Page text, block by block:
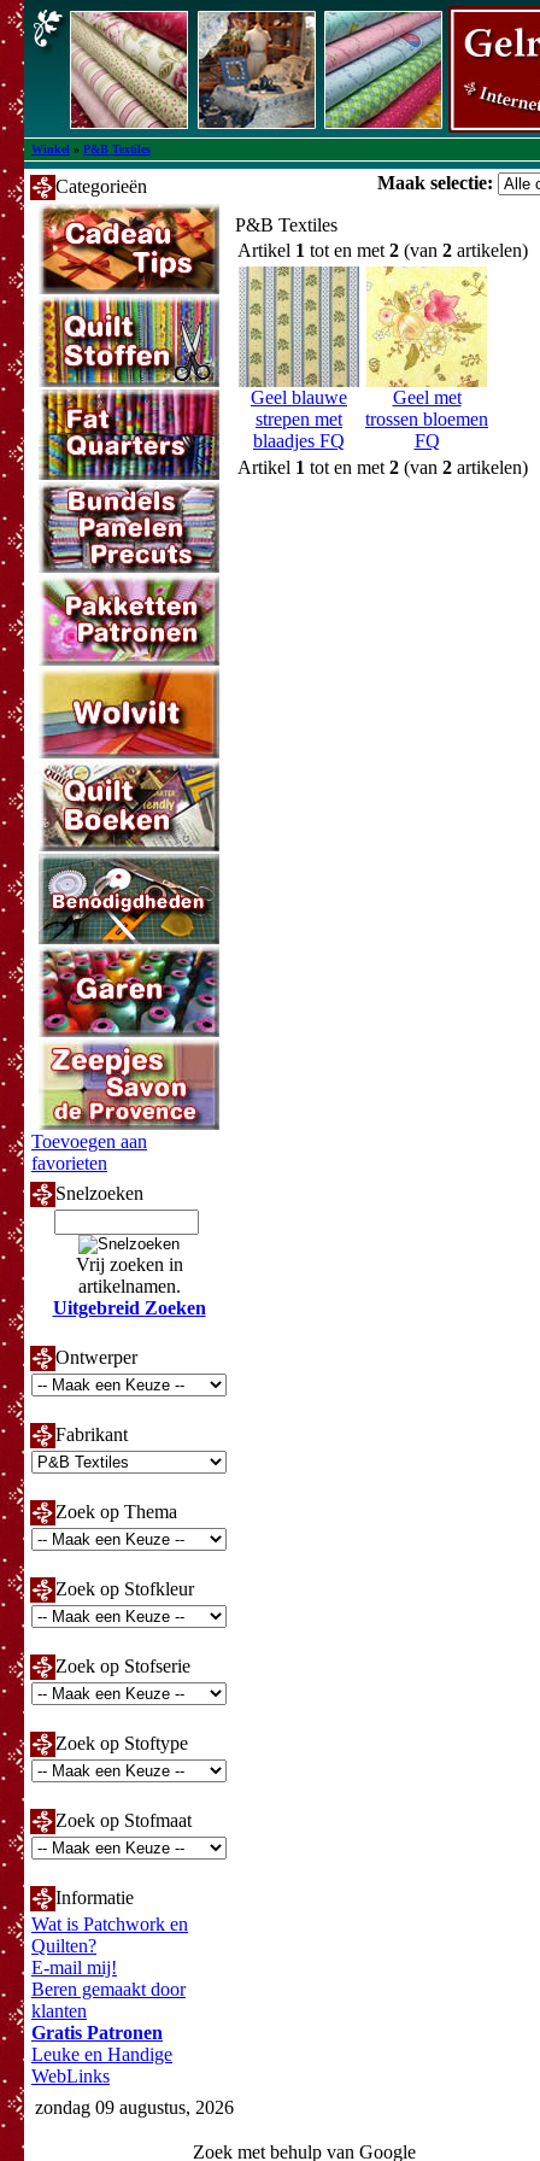
Winkel » P&B Textiles
Categorieën
Toevoegen aan
favorieten
Snelzoeken
Vrij zoeken in
artikelnamen.
Uitgebreid Zoeken
Ontwerper
Fabrikant
Zoek op Thema
Zoek op Stofkleur
Zoek op Stofserie
Zoek op Stoftype
Zoek op Stofmaat
Informatie
Wat is Patchwork en
Quilten?
E-mail mij!
Beren gemaakt door
klanten
Gratis Patronen
Leuke en Handige
WebLinks
Maak selectie:
P&B Textiles
Artikel 1 tot en met 2 (van 2 artikelen)
Geel blauwe
strepen met
blaadjes FQ
Geel met
trossen bloemen
FQ
Artikel 1 tot en met 2 (van 2 artikelen)
zondag 09 augustus, 2026
Zoek met behulp van Google